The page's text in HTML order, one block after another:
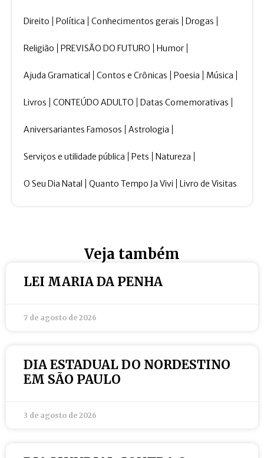
Direito Política Conhecimentos gerais Drogas
Religião PREVISÃO DO FUTURO Humor
Ajuda Gramatical Contos e Crônicas Poesia Música
Livros CONTEÚDO ADULTO Datas Comemorativas
Aniversariantes Famosos Astrologia
Serviços e utilidade pública Pets Natureza
O Seu Dia Natal Quanto Tempo Ja Vivi Livro de Visitas
Veja também
LEI MARIA DA PENHA
7 de agosto de 2026
DIA ESTADUAL DO NORDESTINO
EM SÃO PAULO
3 de agosto de 2026